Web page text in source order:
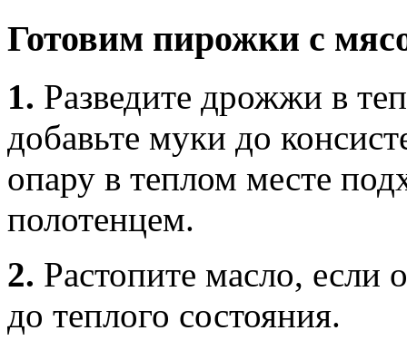
Готовим пирожки с
1. Разведите дрожжи в
добавьте муки до
опару в теплом месте
полотенцем.
2. Растопите масло, если
до теплого состояния.